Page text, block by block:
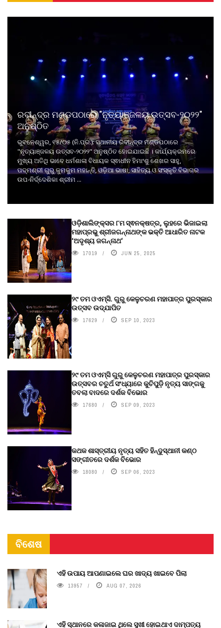
ରବୀନ୍ଦ୍ର ମଣ୍ଡପଠାରେ "ନୃତ୍ୟାଞ୍ଜଳୟ ଉତ୍ସବ-୨୦୨୨"
ଅନୁଷ୍ଠିତ
ଭୁବନେଶ୍ୱର, ୧୫/୦୫ (ନି.ପ୍ର.): ସ୍ଥାନୀୟ ରବୀନ୍ଦ୍ର ମଣ୍ଡପଠାରେ
"ନୃତ୍ୟାଞ୍ଜଳୟ ଉତ୍ସବ-୨୦୨୨" ଅନୁଷ୍ଠିତ ହୋଇଯାଇଛି । କାର୍ଯ୍ୟକ୍ରମରେ
ମୁଖ୍ୟ ଅତିଥି ଭାବେ ଧର୍ମଶାଳା ବିଧାୟକ ସ୍ଵାଧୀନ ହିମାଂଶୁ ଶେଖର ସାହୁ,
ପଦ୍ମଶ୍ରୀ ଗୁରୁ କୁମକୁମ ମହାନ୍ତି, ଓଡ଼ିଆ ଭାଷା, ସାହିତ୍ୟ ଓ ସଂସ୍କୃତି ବିଭାଗର
ଉପ-ନିର୍ଦ୍ଦେଶିକା ଶ୍ରୀମ ...
ଓଡ଼ିଶାଲିଙ୍କ୍ସର ୮ମ ସ୍ଵନକ୍ଷତ୍ର, ଲୁହରେ ଭିଜାଇଲା
ମହାପ୍ରଭୁ ଶ୍ରୀଜଗନ୍ନାଥଙ୍କ ଭକ୍ତି ଆଧାରିତ ନାଟକ
‘ଅଦୃଶ୍ୟ ଜଗନ୍ନାଥ‘
17019 JUN 25, 2025
୨୯ ତମ ଓଏମ୍‌ସି. ଗୁରୁ କେଳୁଚରଣ ମହାପାତ୍ର ପୁରସ୍କାର
ଉତ୍ସବ ଉଦ୍‍ଯାପିତ
17629 SEP 10, 2023
୨୯ ତମ ଓଏମ୍‌ସି ଗୁରୁ କେଳୁଚରଣ ମହାପାତ୍ର ପୁରସ୍କାର
ଉତ୍ସବର ଚତୁର୍ଥ ସଂଧ୍ୟାରେ କୁଚିପୁଡ଼ି ନୃତ୍ୟ ସାଙ୍ଗକୁ
ତବଲା ବାଦରେ ଦର୍ଶକ ବିଭୋର
17680 SEP 09, 2023
କଥକ ଶାସ୍ତ୍ରୀୟ ନୃତ୍ୟ ସହିତ ହିନ୍ଦୁସ୍ଥାନୀ କଣ୍ଠ
ସଙ୍ଗୀତରେ ଦର୍ଶକ ବିଭୋର
18080 SEP 06, 2023
ବିଶେଷ
ଏହି ଉପାୟ ଆପଣାଇଲେ ଘର ଖାଦ୍ୟ ଖାଇବେ ପିଲା
13957 AUG 07, 2026
ଏହି ସ୍ଥାନରେ କଳାଜାଇ ଥିଲେ ସୁଖୀ ହୋଇଥାଏ ଦାମ୍ପତ୍ୟ